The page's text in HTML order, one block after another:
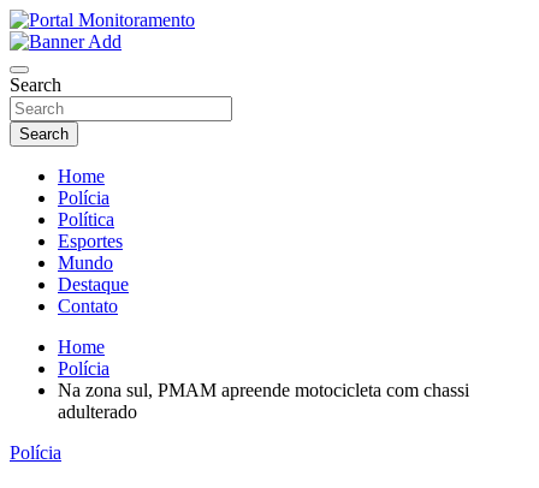
Skip
to
content
Portal Monitoramento
Search
Search
Home
Polícia
Política
Esportes
Mundo
Destaque
Contato
Home
Polícia
Na zona sul, PMAM apreende motocicleta com chassi
adulterado
Polícia